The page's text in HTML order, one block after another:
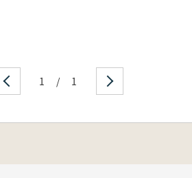
1 / 1